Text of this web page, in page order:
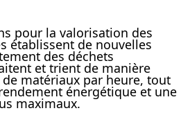
pour la valorisation des
établissent de nouvelles
des déchets
et trient de manière
matériaux par heure, tout
énergétique et une
maximaux.